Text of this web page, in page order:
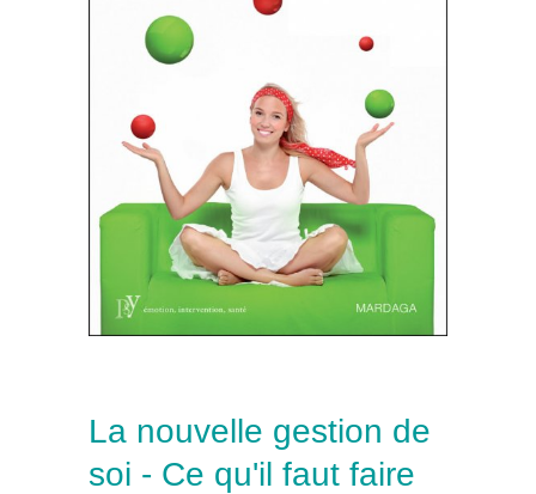
La nouvelle gestion de
soi - Ce qu'il faut faire